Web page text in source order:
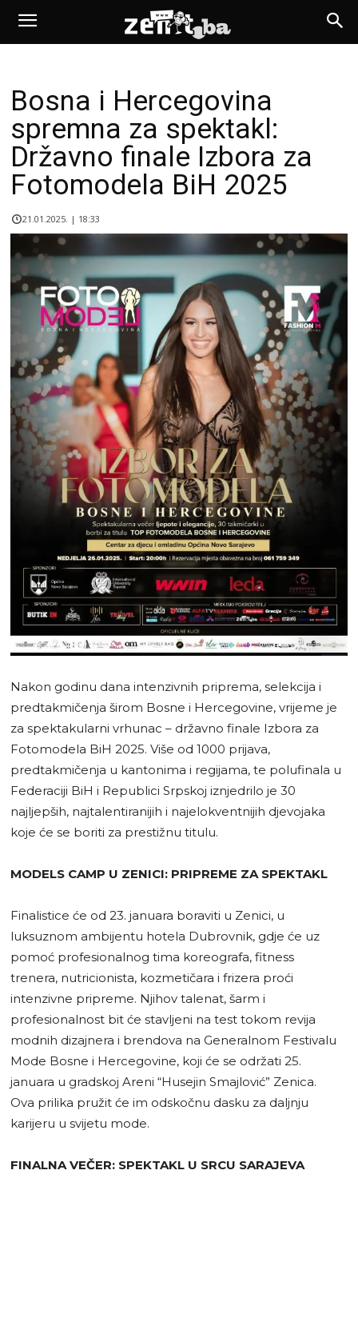
Bosna i Hercegovina
spremna za spektakl:
Državno finale Izbora za
Fotomodela BiH 2025
21.01.2025. | 18:33
Nakon godinu dana intenzivnih priprema, selekcija i
predtakmičenja širom Bosne i Hercegovine, vrijeme je
za spektakularni vrhunac – državno finale Izbora za
Fotomodela BiH 2025. Više od 1000 prijava,
predtakmičenja u kantonima i regijama, te polufinala u
Federaciji BiH i Republici Srpskoj iznjedrilo je 30
najljepših, najtalentiranijih i najelokventnijih djevojaka
koje će se boriti za prestižnu titulu.
MODELS CAMP U ZENICI: PRIPREME ZA SPEKTAKL
Finalistice će od 23. januara boraviti u Zenici, u
luksuznom ambijentu hotela Dubrovnik, gdje će uz
pomoć profesionalnog tima koreografa, fitness
trenera, nutricionista, kozmetičara i frizera proći
intenzivne pripreme. Njihov talenat, šarm i
profesionalnost bit će stavljeni na test tokom revija
modnih dizajnera i brendova na Generalnom Festivalu
Mode Bosne i Hercegovine, koji će se održati 25.
januara u gradskoj Areni “Husejin Smajlović” Zenica.
Ova prilika pružit će im odskočnu dasku za daljnju
karijeru u svijetu mode.
FINALNA VEČER: SPEKTAKL U SRCU SARAJEVA